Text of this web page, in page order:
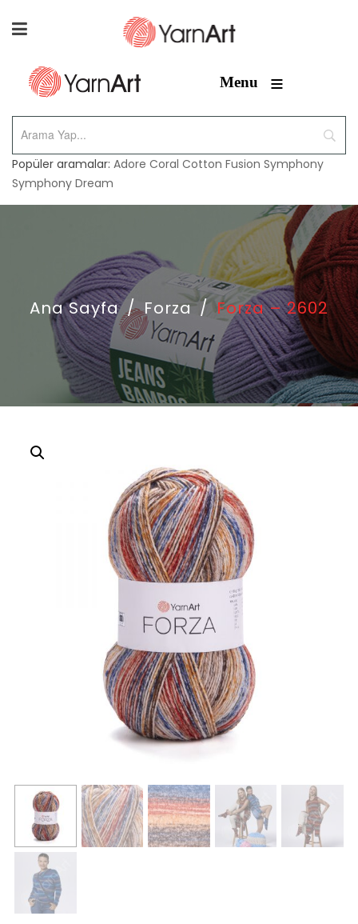
Menu ≡
Popüler aramalar: Adore Coral Cotton Fusion Symphony
Symphony Dream
Ana Sayfa / Forza / Forza – 2602